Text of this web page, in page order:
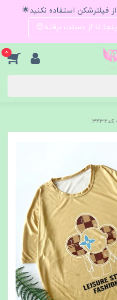
فیلترشکن استفاده نکنید🌟
تا از دستت نرفته😍
0